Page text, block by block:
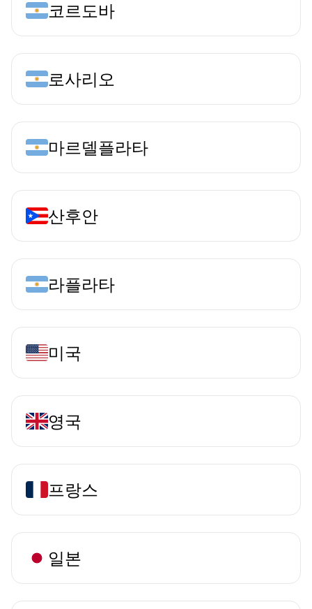
코르도바
로사리오
마르델플라타
산후안
라플라타
미국
영국
프랑스
일본